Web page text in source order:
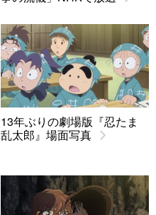
13年ぶりの劇場版『忍たま
乱太郎』場面写真